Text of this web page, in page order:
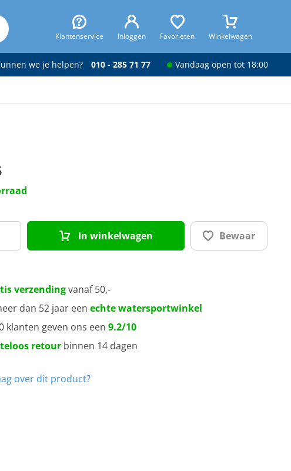
Klantenservice Inloggen Favorieten Winkelwagen
we je helpen? 010 - 285 71 77 Vandaag open tot 18:00
In winkelwagen Bewaar
verzendingvanaf 50,-
dan 52 jaar een echte watersportwinkel
klanten geven ons een 9.2/10
retourbinnen 14 dagen
over dit product?